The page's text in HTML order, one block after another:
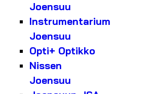
Joensuu
Instrumentarium
Joensuu
Opti+ Optikko
Nissen
Joensuu